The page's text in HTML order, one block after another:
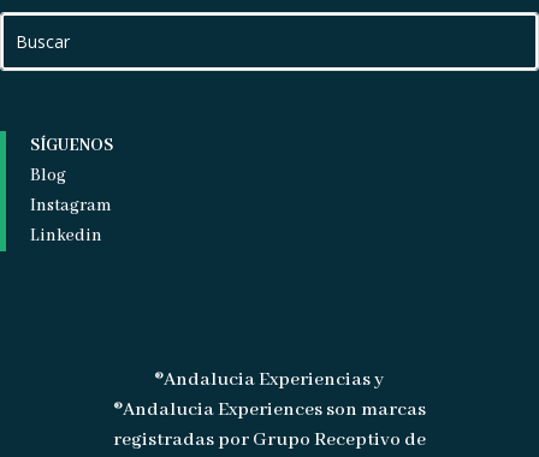
SÍGUENOS
Blog
Instagram
Linkedin
®Andalucia Experiencias y
®Andalucia Experiences son marcas
registradas por Grupo Receptivo de